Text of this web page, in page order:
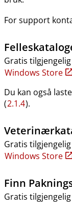
For support
Gratis
Windows Store
Du kan også
(2.1.4).
Gratis
Windows Store
Finn
Gratis